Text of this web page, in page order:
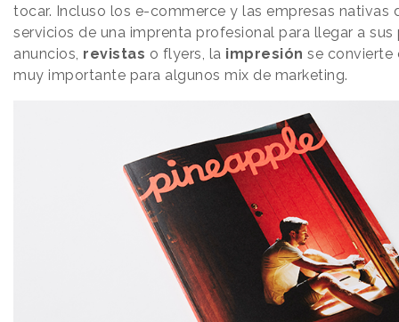
tocar. Incluso los e-commerce y las empresas nativas
servicios de una imprenta profesional para llegar a sus
anuncios, revistas o flyers, la impresión se convierte
muy importante para algunos mix de marketing.